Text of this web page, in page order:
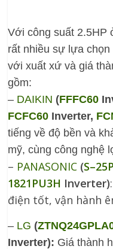
Với công suất 2.5HP
rất nhiều sự lựa
với xuất xứ và giá
gồm:
– DAIKIN (FFFC60
FCFC60 Inverter,
tiếng về độ bền và
mỹ, cùng công nghệ
– PANASONIC (
1821PU3H Inverter)
điện tốt, vận hành
– LG (
Inverter): Giá thành